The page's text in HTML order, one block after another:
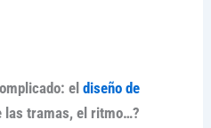
el diseño de
las tramas, el ritmo…?